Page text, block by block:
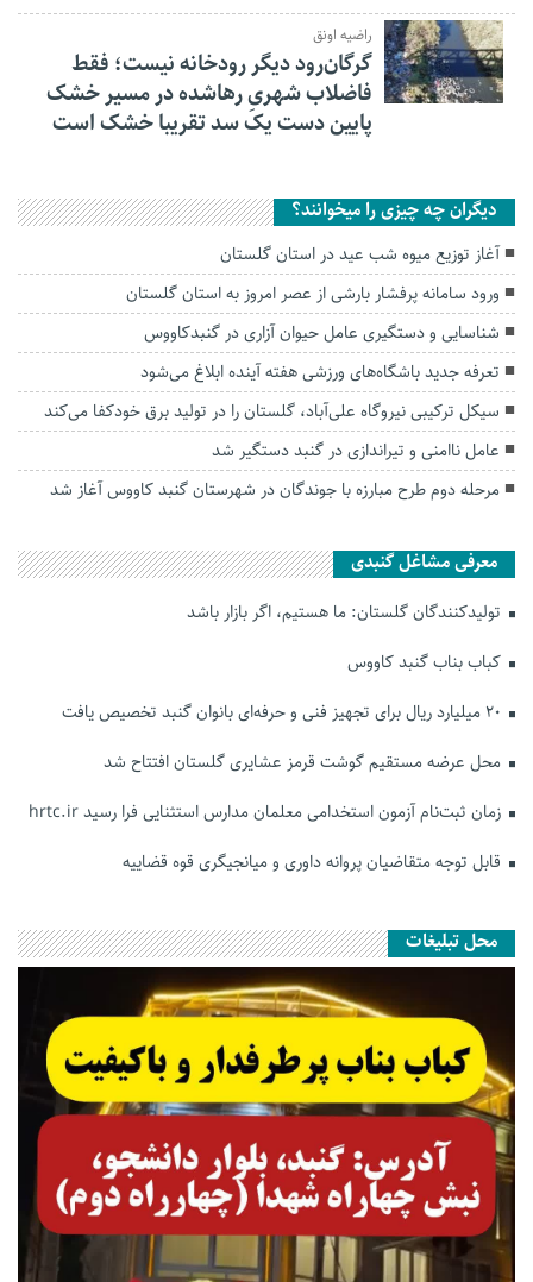
راضیه اونق
گرگان‌رود دیگر رودخانه نیست؛ فقط
فاضلاب شهریِ رهاشده در مسیر خشک
پایین دست یک سد تقریبا خشک است
دیگران چه چیزی را میخوانند؟
آغاز توزیع میوه شب عید در استان گلستان
ورود سامانه پرفشار بارشی از عصر امروز به استان گلستان
شناسایی و دستگیری عامل حیوان آزاری در گنبدکاووس
تعرفه جدید باشگاه‌های ورزشی هفته آینده ابلاغ می‌شود
سیکل ترکیبی نیروگاه علی‌آباد، گلستان را در تولید برق خودکفا می‌کند
عامل ناامنی و تیراندازی در گنبد دستگیر شد
مرحله دوم طرح مبارزه با جوندگان در شهرستان گنبد کاووس آغاز شد
معرفی مشاغل گنبدی
تولیدکنندگان گلستان: ما هستیم، اگر بازار باشد
کباب بناب گنبد کاووس
محل عرضه مستقیم گوشت قرمز عشایری گلستان افتتاح شد
زمان ثبت‌نام آزمون استخدامی معلمان مدارس استثنایی فرا رسید hrtc.ir
قابل توجه متقاضیان پروانه داوری و میانجیگری قوه قضاییه
محل تبلیغات